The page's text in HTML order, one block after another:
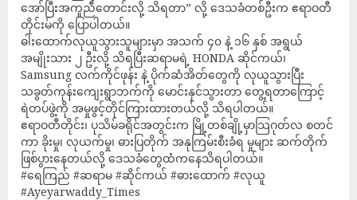
အော်ပြီးအကူညီတောင်းလို့ သိရတာ” လို့ ဒေသခံတစ်ဦးက ဧရာဝတီ
တိုင်းမ်ကို ပြောပါတယ်။
ဓါးထောက်လုယူသွားသူများမှာ အသက် ၄၀ နဲ့ ၁၆ နှစ် အရွယ်
အမျိုးသား ၂ ဦးလို့ သိရပြီးဆရာမရဲ့ HONDA ဆိုင်ကယ်၊
Samsung လက်ကိုင်ဖုန်း နဲ့ ပိုက်ဆံအိတ်တွေကို လုယူသွားပြီး
သခွတ်ကုန်းကျေးရွာဘက်ကို မောင်းနှင်သွားတာ တွေ့ရတာကြောင့်
ရဲတပ်ဖွဲ့ကို အမှုဖွင့်တိုင်ကြားထားတယ်လို့ သိရပါတယ်။
ဧရာဝတီတိုင်း၊ ပုသိမ်ခရိုင်အတွင်းက မြို့တစ်ချို့မှာသြဂုတ်လ စတင်
ကာ ခိုးမှု၊ လုယက်မှု၊ ဓားပြတိုက် အနုကြမ်းစီးခံရ မှုများ ဆက်တိုက်
ဖြစ်ပွားနေတယ်လို့ ဒေသခံတွေထံကနေသိရပါတယ်။
#ရေကြည် #ဆရာမ #ဆိုင်ကယ် #ဓားထောက် #လုယူ
#Ayeyarwaddy_Times